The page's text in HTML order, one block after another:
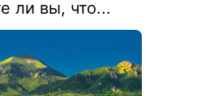
ли вы, что...